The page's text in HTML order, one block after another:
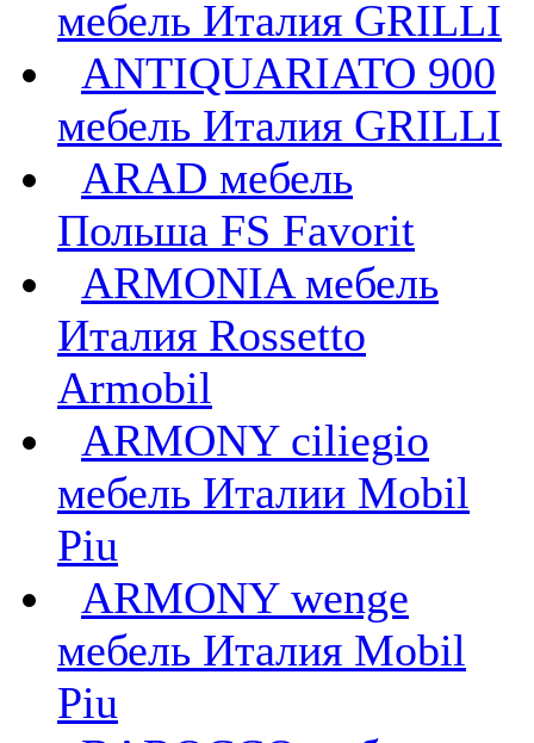
мебель Италия GRILLI
ANTIQUARIATO 900
мебель Италия GRILLI
ARAD мебель
Польша FS Favorit
ARMONIA мебель
Италия Rossetto
Armobil
ARMONY ciliegio
мебель Италии Mobil
Piu
ARMONY wenge
мебель Италия Mobil
Piu